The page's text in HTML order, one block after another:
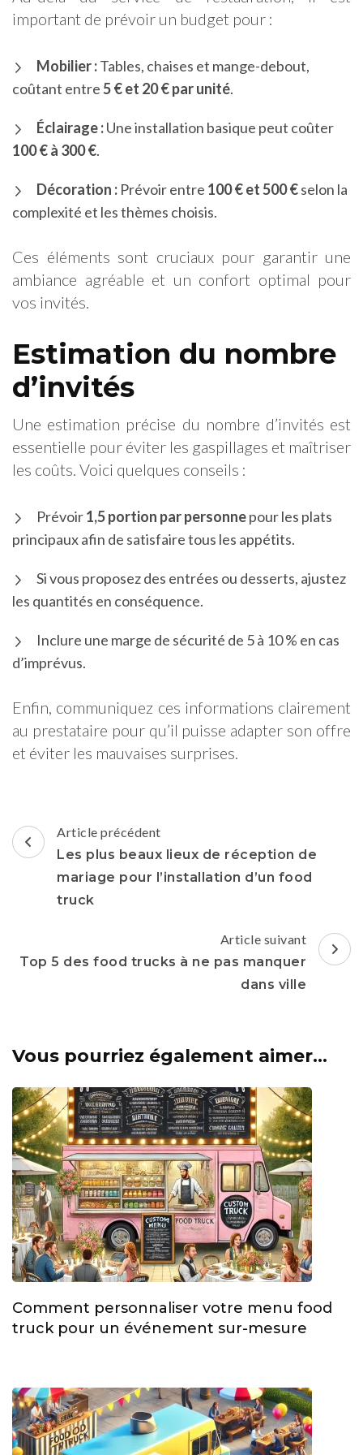
important de prévoir un budget pour :
Mobilier :Tables, chaises et mange-debout,
coûtant entre5 € et 20 € par unité.
Éclairage :Une installation basique peut coûter
100 € à 300 €.
Décoration : Prévoir entre 100 € et 500 €selon la
complexité et les thèmes choisis.
Ces éléments sont cruciaux pour garantir une
ambiance agréable et un confort optimal pour
vos invités.
Estimation du nombre
d’invités
Une estimation précise du nombre d’invités est
essentielle pour éviter les gaspillages et maîtriser
les coûts. Voici quelques conseils :
Prévoir1,5 portion par personnepour les plats
principaux afin de satisfaire tous les appétits.
Si vous proposez des entrées ou desserts, ajustez
les quantités en conséquence.
Inclure une marge de sécurité de 5 à 10 % en cas
d’imprévus.
Enfin, communiquez ces informations clairement
au prestataire pour qu’il puisse adapter son offre
et éviter les mauvaises surprises.
Article précédent
Les plus beaux lieux de réception de
mariage pour l’installation d’un food
truck
Article suivant
Top 5 des food trucks à ne pas manquer
dans ville
Vous pourriez également aimer...
Comment personnaliser votre menu food
truck pour un événement sur-mesure